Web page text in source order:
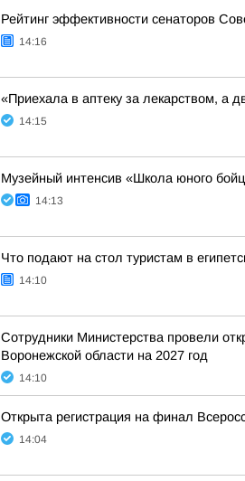
Рейтинг эффективности сенаторов
14:16
«Приехала в аптеку за лекарством, а
14:15
Музейный интенсив «Школа юного
14:13
Что подают на стол туристам в
14:10
Сотрудники Министерства провели
Воронежской области на 2027 год
14:10
Открыта регистрация на финал
14:04